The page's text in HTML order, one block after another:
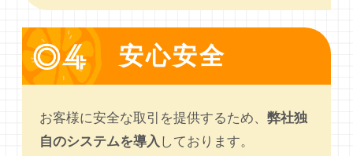
安心安全
お客様に安全な取引を提供するため、弊社独
自のシステムを導入 しております。